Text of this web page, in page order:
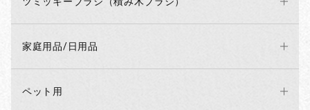
家庭用品/日用品
ペット用